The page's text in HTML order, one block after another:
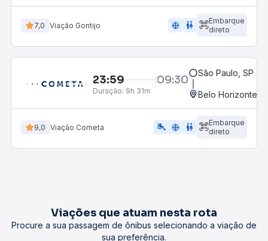
7,0 Viação Gontijo ac_unit wc
Embarque
direto
23:59 09:30
Duração: 9h 31m
São Paulo, SP -
Belo Horizonte,
9,0 Viação Cometa airline_seat_legroom_extra ac_unit WC
Embarque
direto
Viações que atuam nesta rota
Procure a sua passagem de ônibus selecionando a viação de
sua preferência.